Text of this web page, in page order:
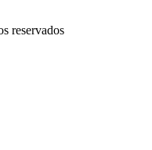
reservados